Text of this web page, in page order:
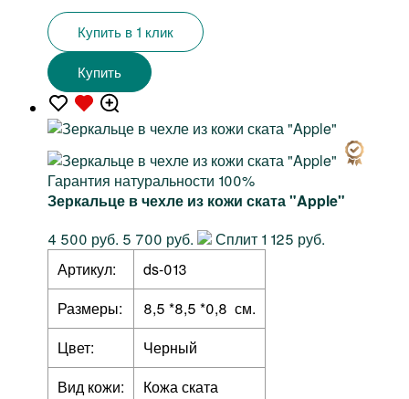
Купить в 1 клик
Купить
Гарантия натуральности 100%
Зеркальце в чехле из кожи ската "Apple"
4 500 руб. 5 700 руб.
Сплит 1 125 руб.
Артикул:
ds-013
Размеры:
8,5 *8,5 *0,8 см.
Цвет:
Черный
Вид кожи:
Кожа ската